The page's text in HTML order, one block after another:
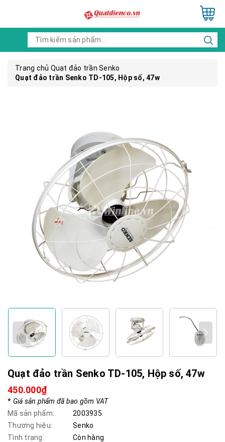
Trang chủ Quạt đảo trần Senko
Quạt đảo trần Senko TD-105, Hộp số, 47w
Quạt đảo trần Senko TD-105, Hộp số, 47w
450.000₫
* Giá sản phẩm đã bao gồm VAT
Mã sản phẩm:
2003935
Thương hiệu:
Senko
Tình trạng:
Còn hàng